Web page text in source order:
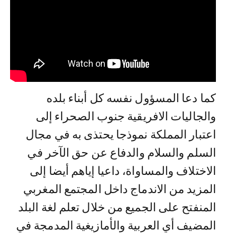
كما دعا المسؤول نفسه كل أبناء بلده
والجاليات الافريقية جنوب الصحراء إلى
اعتبار المملكة نموذجا يحتذى به في مجال
السلم والسلام والدفاع عن حق الآخر في
الاختلاف والمساواة، داعيا إياهم أيضا إلى
المزيد من الاندماج داخل المجتمع المغربي
المنفتح على الجميع من خلال تعلم لغة البلد
المضيف أي العربية والأمازيغية المدمجة في